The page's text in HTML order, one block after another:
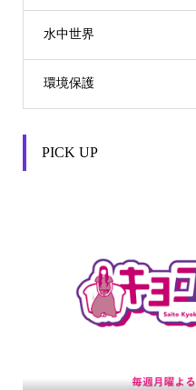
水中世界
環境保護
PICK UP